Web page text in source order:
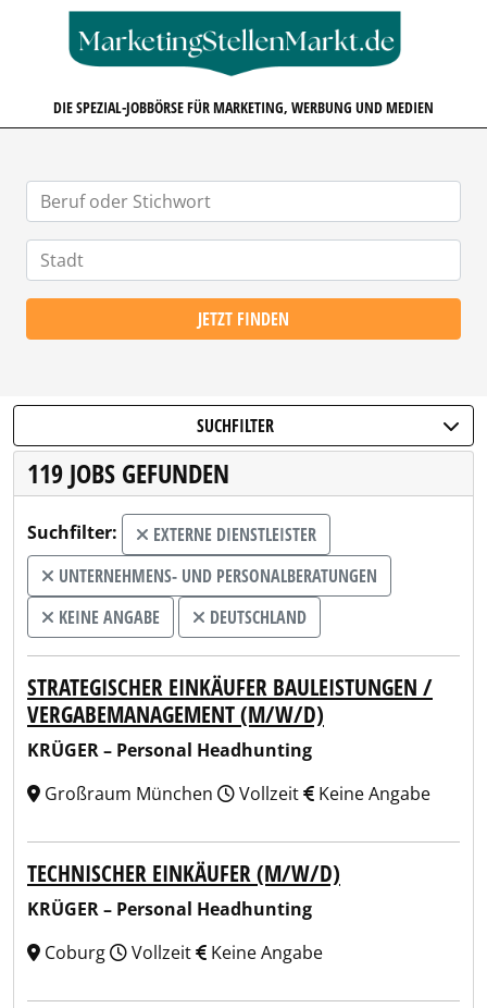
DIE SPEZIAL-JOBBÖRSE FÜR MARKETING, WERBUNG UND MEDIEN
JETZT FINDEN
SUCHFILTER
119 JOBS GEFUNDEN
Suchfilter:
EXTERNE DIENSTLEISTER
UNTERNEHMENS- UND PERSONALBERATUNGEN
KEINE ANGABE
DEUTSCHLAND
STRATEGISCHER EINKÄUFER BAULEISTUNGEN /
VERGABEMANAGEMENT (M/W/D)
KRÜGER – Personal Headhunting
Großraum München
Vollzeit Keine Angabe
TECHNISCHER EINKÄUFER (M/W/D)
KRÜGER – Personal Headhunting
Coburg
Vollzeit Keine Angabe